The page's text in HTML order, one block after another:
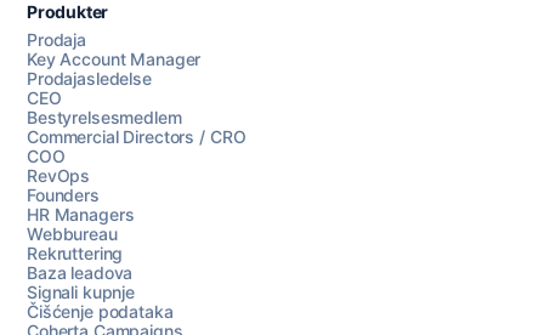
Produkter
Prodaja
Key Account Manager
Prodajasledelse
CEO
Bestyrelsesmedlem
Commercial Directors / CRO
COO
RevOps
Founders
HR Managers
Webbureau
Rekruttering
Baza leadova
Signali kupnje
Čišćenje podataka
Coherta Campaigns